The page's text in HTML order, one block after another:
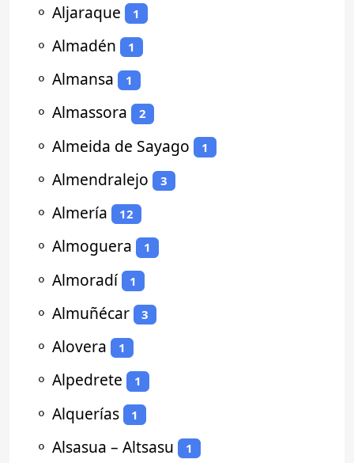
⚬ Aljaraque 1
⚬ Almadén 1
⚬ Almansa 1
⚬ Almassora 2
⚬ Almeida de Sayago 1
⚬ Almendralejo 3
⚬ Almería 12
⚬ Almoguera 1
⚬ Almoradí 1
⚬ Almuñécar 3
⚬ Alovera 1
⚬ Alpedrete 1
⚬ Alquerías 1
⚬ Alsasua – Altsasu 1